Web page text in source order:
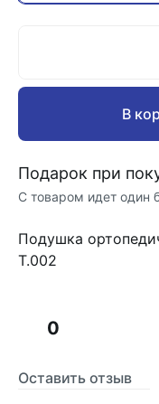
В
Подарок при
С товаром идет один
Подушка
Т.002
0
Оставить отзыв